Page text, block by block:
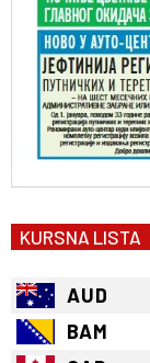
KURSNA LISTA
AUD
BAM